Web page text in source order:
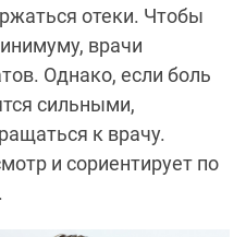
отеки. Чтобы
врачи
Однако, если боль
сильными,
к врачу.
и сориентирует по